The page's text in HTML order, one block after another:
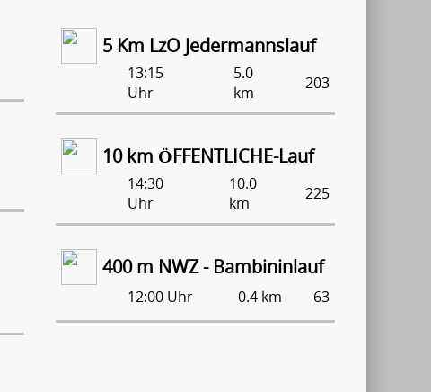
5 Km LzO Jedermannslauf
13:15
Uhr
5.0
km
203
10 km ÖFFENTLICHE-Lauf
14:30
Uhr
10.0
km
225
400 m NWZ - Bambininlauf
12:00 Uhr 0.4 km 63